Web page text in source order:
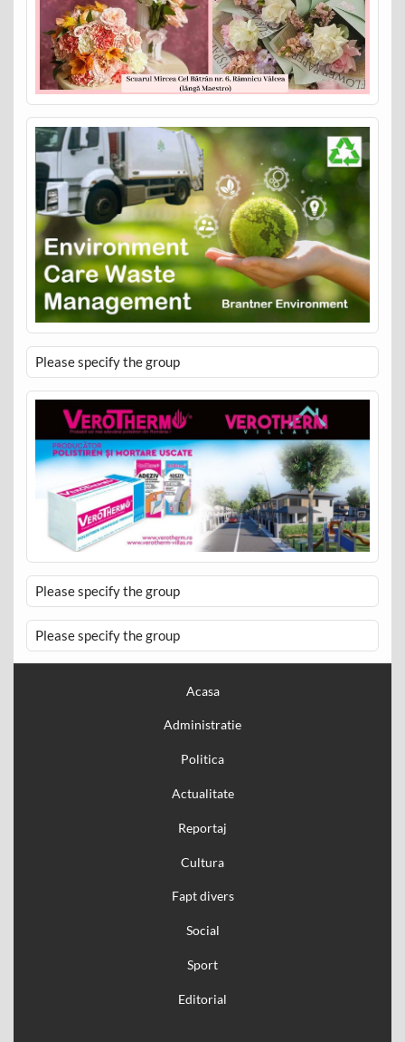
Please specify the group
Please specify the group
Please specify the group
Acasa
Administratie
Politica
Actualitate
Reportaj
Cultura
Fapt divers
Social
Sport
Editorial